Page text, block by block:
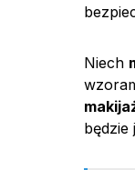
Niech
będzie